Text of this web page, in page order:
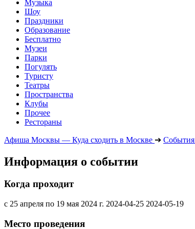
Музыка
Шоу
Праздники
Образование
Бесплатно
Музеи
Парки
Погулять
Туристу
Театры
Пространства
Клубы
Прочее
Рестораны
Афиша Москвы — Куда сходить в Москве ➔ События
Информация о событии
Когда проходит
с 25 апреля по 19 мая 2024 г. 2024-04-25 2024-05-19
Место проведения